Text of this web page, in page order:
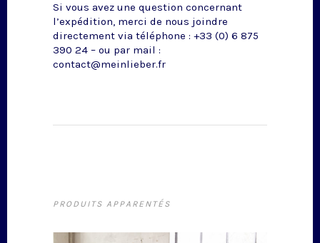
Si vous avez une question concernant
l’expédition, merci de nous joindre
directement via téléphone : +33 (0) 6 875
390 24 – ou par mail :
contact@meinlieber.fr
PRODUITS APPARENTÉS